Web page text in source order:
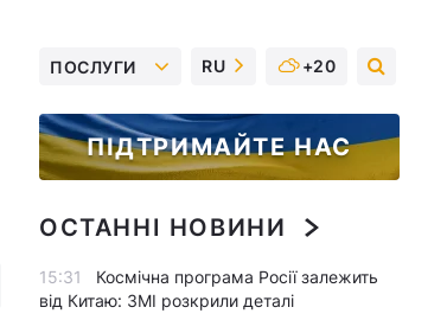
ПОСЛУГИ RU +20
ПІДТРИМАЙТЕ НАС
ОСТАННІ НОВИНИ
15:31
Космічна програма Росії залежить
від Китаю: ЗМІ розкрили деталі